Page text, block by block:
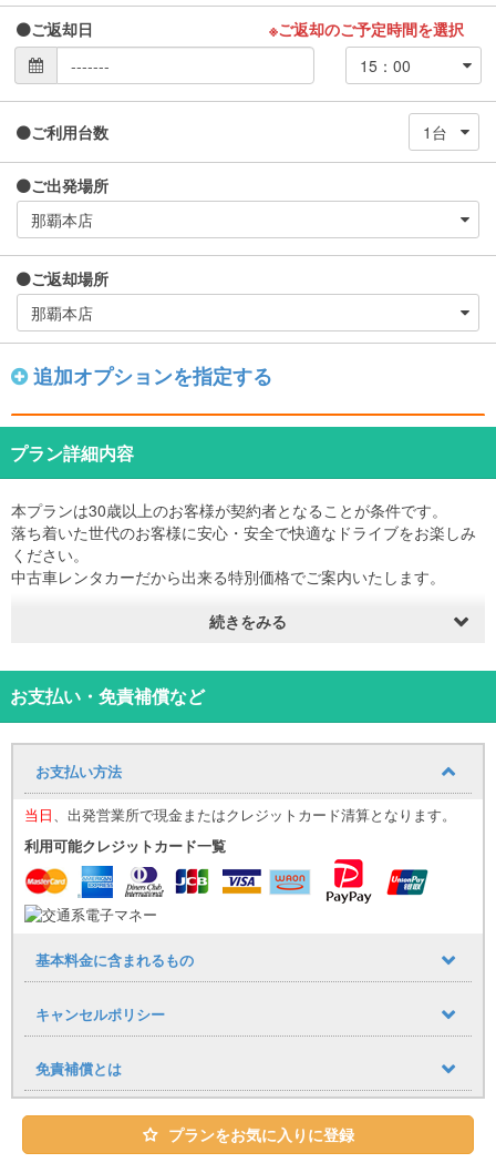
ご返却日 ※ご返却のご予定時間を選択
ご利用台数
ご出発場所
ご返却場所
追加オプションを指定する
プラン詳細内容
本プランは30歳以上のお客様が契約者となることが条件です。
落ち着いた世代のお客様に安心・安全で快適なドライブをお楽しみ
ください。
中古車レンタカーだから出来る特別価格でご案内いたします。
なお、同乗者で30歳未満の方が運転される場合は契約者様が同乗し
願いします。
3、運転マナー・スピードのチェック
◎那覇空港・赤嶺駅無料送迎あり（送迎時間9：00～19：00）
・那覇空港から車で約10分、赤嶺駅から車で約7分
（シーズンや交通状況の影響で予定より遅れる場合がございま
す）
◎中古車使用の為、リーズナブルな価格をご提供してます♪
◎チャイルドシート・ジュニアシート貸出有（有料）
◎カーナビ・ETC車載器標準装備
【その他注意事項】
・ご出発時に運転免許証にて年齢を確認させていただきます。
・30歳未満のお客様のご予約は無効となりますのでご了承くださ
・契約者が30歳以上の方であれば30歳未満の方も運転可。
ただし事故が発生した際には契約者様にも責任をお願いする場合
続きをみる
お支払い・免責補償など
お支払い方法
当日
、出発営業所で現金またはクレジットカード清算となります。
利用可能クレジットカード一覧
基本料金に含まれるもの
キャンセルポリシー
免責補償とは
プランをお気に入りに登録